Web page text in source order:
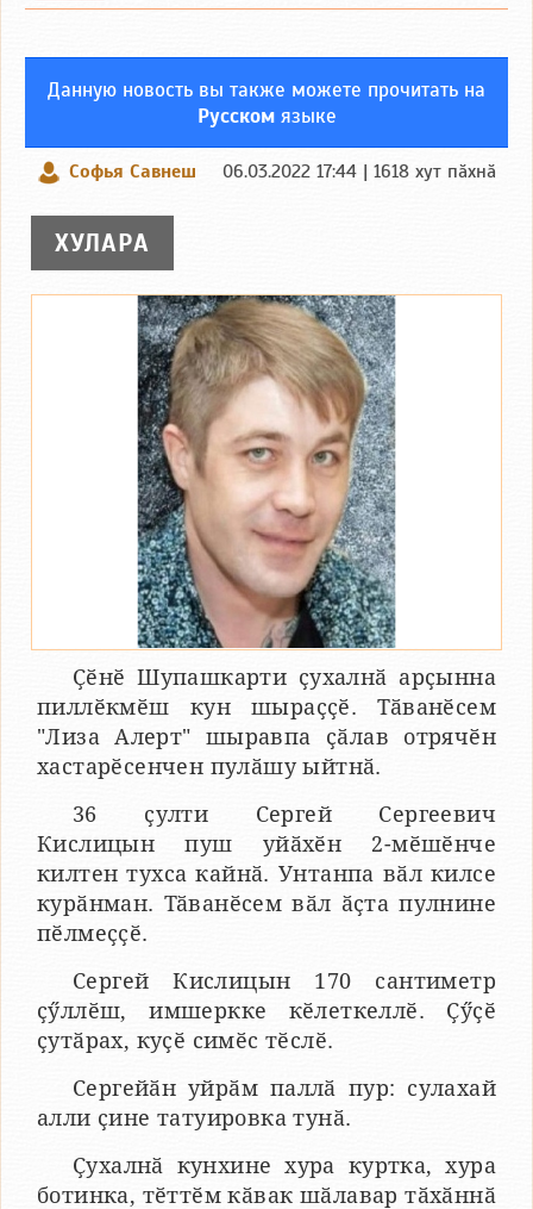
Данную новость вы также можете прочитать на
Русскомязыке
Софья Савнеш 06.03.2022 17:44 | 1618 хут пӑхнӑ
ХУЛАРА
Ҫӗнӗ Шупашкарти ҫухалнӑ арҫынна
пиллӗкмӗш кун шыраҫҫӗ. Тӑванӗсем
"Лиза Алерт" шыравпа ҫӑлав отрячӗн
хастарӗсенчен пулӑшу ыйтнӑ.
36 ҫулти Сергей Сергеевич
Кислицын пуш уйӑхӗн 2-мӗшӗнче
килтен тухса кайнӑ. Унтанпа вӑл килсе
курӑнман. Тӑванӗсем вӑл ӑҫта пулнине
пӗлмеҫҫӗ.
Сергей Кислицын 170 сантиметр
ҫӳллӗш, имшеркке кӗлеткеллӗ. Ҫӳҫӗ
ҫутӑрах, куҫӗ симӗс тӗслӗ.
Сергейӑн уйрӑм паллӑ пур: сулахай
алли ҫине татуировка тунӑ.
Ҫухалнӑ кунхине хура куртка, хура
ботинка, тӗттӗм кӑвак шӑлавар тӑхӑннӑ